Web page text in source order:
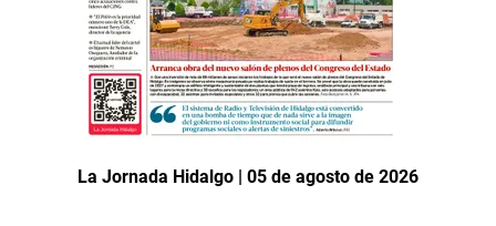
La Jornada Hidalgo | 05 de agosto de 2026